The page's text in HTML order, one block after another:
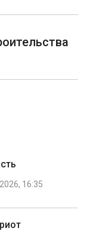
16:35